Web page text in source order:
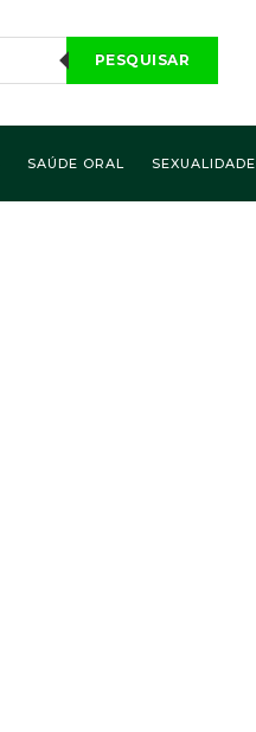
PESQUISAR
SAÚDE ORAL SEXUALIDADE